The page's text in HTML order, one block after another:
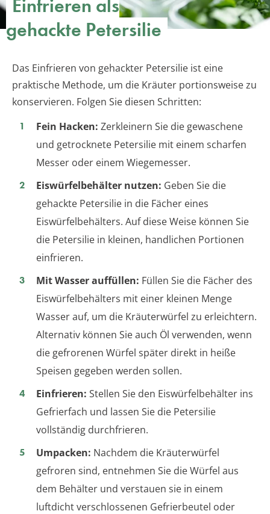
Einfrieren als
gehackte Petersilie
Das Einfrieren von gehackter Petersilie ist eine
praktische Methode, um die Kräuter portionsweise zu
konservieren. Folgen Sie diesen Schritten:
Fein Hacken: Zerkleinern Sie die gewaschene
und getrocknete Petersilie mit einem scharfen
Messer oder einem Wiegemesser.
Eiswürfelbehälter nutzen: Geben Sie die
gehackte Petersilie in die Fächer eines
Eiswürfelbehälters. Auf diese Weise können Sie
die Petersilie in kleinen, handlichen Portionen
einfrieren.
Mit Wasser auffüllen: Füllen Sie die Fächer des
Eiswürfelbehälters mit einer kleinen Menge
Wasser auf, um die Kräuterwürfel zu erleichtern.
Alternativ können Sie auch Öl verwenden, wenn
die gefrorenen Würfel später direkt in heiße
Speisen gegeben werden sollen.
Einfrieren: Stellen Sie den Eiswürfelbehälter ins
Gefrierfach und lassen Sie die Petersilie
vollständig durchfrieren.
Umpacken: Nachdem die Kräuterwürfel
gefroren sind, entnehmen Sie die Würfel aus
dem Behälter und verstauen sie in einem
luftdicht verschlossenen Gefrierbeutel oder